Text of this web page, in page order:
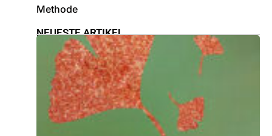
Methode
NEUESTE ARTIKEL